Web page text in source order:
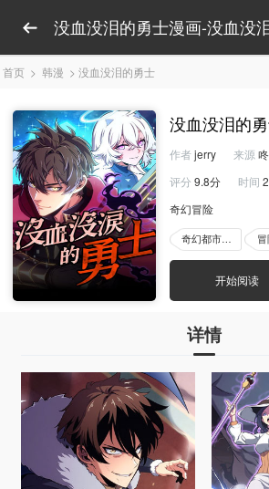
没血没泪的勇士漫画-没血没
首页 > 韩漫 > 没血没泪的勇士
没血没泪的
作者 jerry 来源
评分 9.8分 时间
奇幻冒险
奇幻都市漫画 冒
开始阅读
详情